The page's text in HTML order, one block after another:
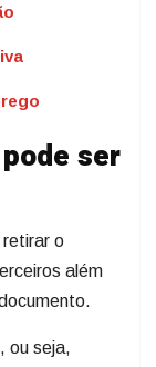
ser
o
além
ou seja,